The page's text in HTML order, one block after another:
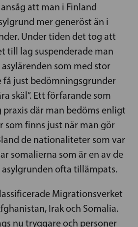
att man i Finland
mer generöst än i
Under tiden det tog att
till lag suspenderade man
som med stor
få just bedömningsgrunder
skäl”. Ett förfarande som
där man bedöms enligt
som finns just när man gör
de nationaliteter som var
somalierna som är en av de
ofta tillämpats.
Migrationsverket
Irak och Somalia.
nu tryggare och personer